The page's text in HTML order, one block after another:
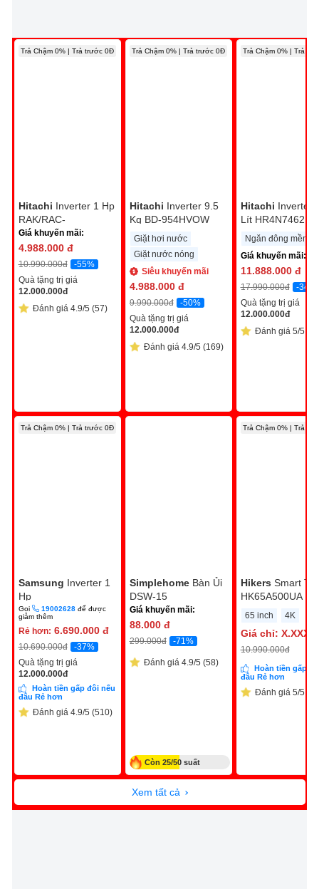
Trả Chậm 0% | Trả trước 0Đ
Hitachi Inverter 1 Hp
RAK/RAC-
CH10PCASV
Giá khuyến mãi:
4.988.000 đ
10.990.000đ
-55%
Quà tặng trị giá
12.000.000đ
Đánh giá 4.9/5 (57)
Trả Chậm 0% | Trả trước 0Đ
Samsung Inverter 1
Hp
AR10DYHZAWKNSV
Gọi 19002628để được
giảm thêm
Rẻ hơn: 6.690.000 đ
10.690.000đ
-37%
Quà tặng trị giá
12.000.000đ
Hoàn tiền gấp đôi nếu
đâu Rẻ hơn
Đánh giá 4.9/5 (510)
Trả Chậm 0% | Trả trước 0Đ
Hitachi Inverter 9.5
Kg BD-954HVOW
Giặt hơi nước
Giặt nước nóng
Siêu khuyến mãi
4.988.000 đ
9.990.000đ
-50%
Quà tặng trị giá
12.000.000đ
Đánh giá 4.9/5 (169)
Simplehome Bàn Ủi
DSW-15
Giá khuyến mãi:
88.000 đ
299.000đ -71%
Đánh giá 4.9/5 (58)
Còn 25/50 suất
Trả Chậm 0% | Trả
Hitachi Inverter
Lít
Ngăn đông mềm
Giá khuyến mãi:
11.888.000 đ
17.990.000đ
-34%
Quà tặng trị giá
12.000.000đ
Đánh giá 5/5 (4)
Trả Chậm 0% | Trả
Hikers Smart Tivi
HK65A500UA
65 inch 4K
Giá chỉ:
10.990.000đ
Hoàn tiền gấp
đâu Rẻ hơn
Đánh giá 5/5
Xem tất cả